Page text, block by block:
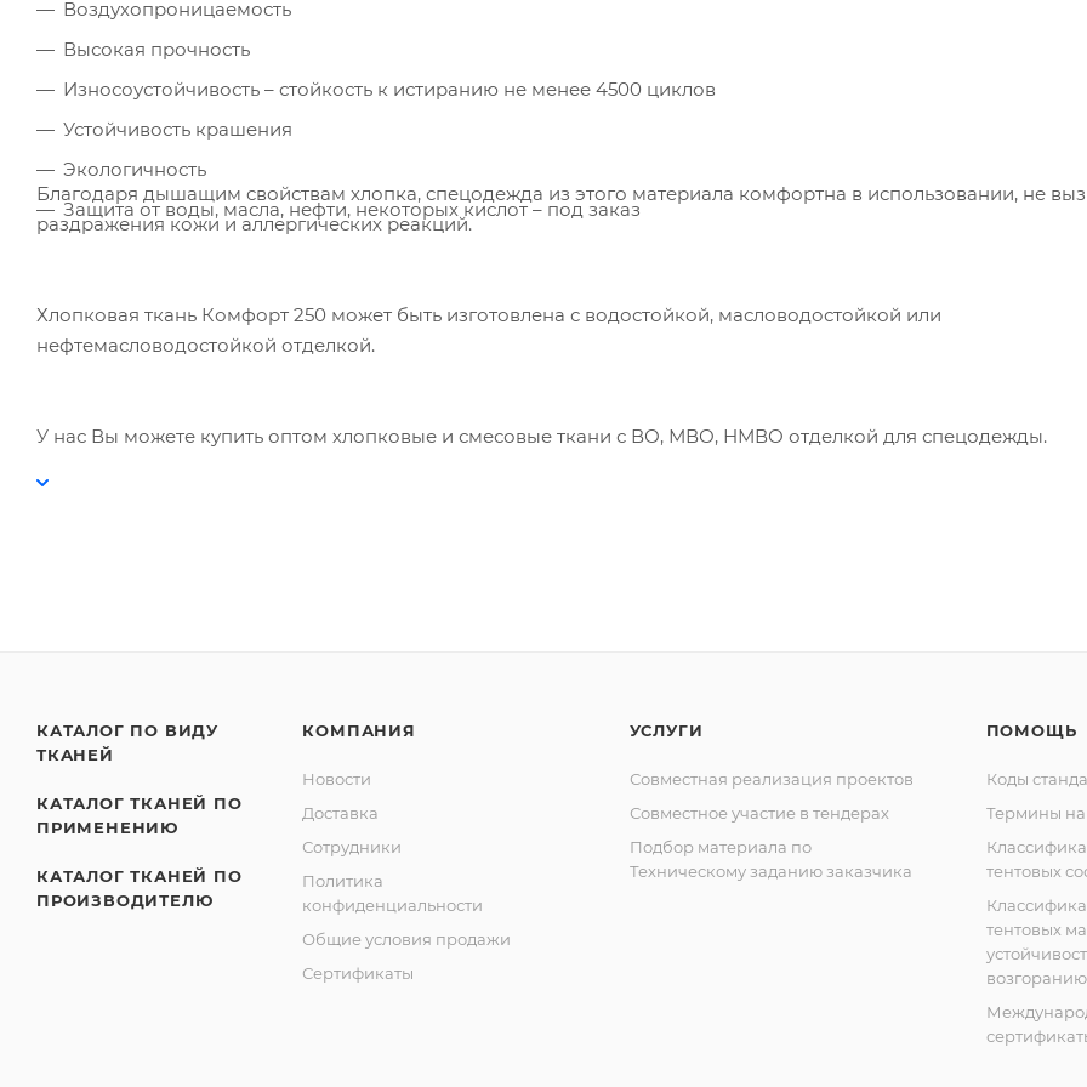
Воздухопроницаемость
Высокая прочность
Износоустойчивость – стойкость к истиранию не менее 4500 циклов
Устойчивость крашения
Экологичность
Защита от воды, масла, нефти, некоторых кислот – под заказ
Благодаря дышащим свойствам хлопка, спецодежда из этого материала комфортна в использовании, не
раздражения кожи и аллергических реакций.
Хлопковая ткань Комфорт 250 может быть изготовлена с водостойкой, масловодостойкой или
нефтемасловодостойкой отделкой.
У нас Вы можете купить оптом хлопковые и смесовые ткани с ВО, МВО, НМВО отделкой для спецодежды.
КАТАЛОГ ПО ВИДУ
ТКАНЕЙ
КАТАЛОГ ТКАНЕЙ ПО
ПРИМЕНЕНИЮ
КАТАЛОГ ТКАНЕЙ ПО
ПРОИЗВОДИТЕЛЮ
КОМПАНИЯ
Новости
Доставка
Сотрудники
Политика
конфиденциальности
Общие условия продажи
Сертификаты
УСЛУГИ
Совместная реализация проектов
Совместное участие в тендерах
Подбор материала по
Техническому заданию заказчика
ПОМОЩЬ
Коды
Термины на
тентовых
тентовых
возгоранию